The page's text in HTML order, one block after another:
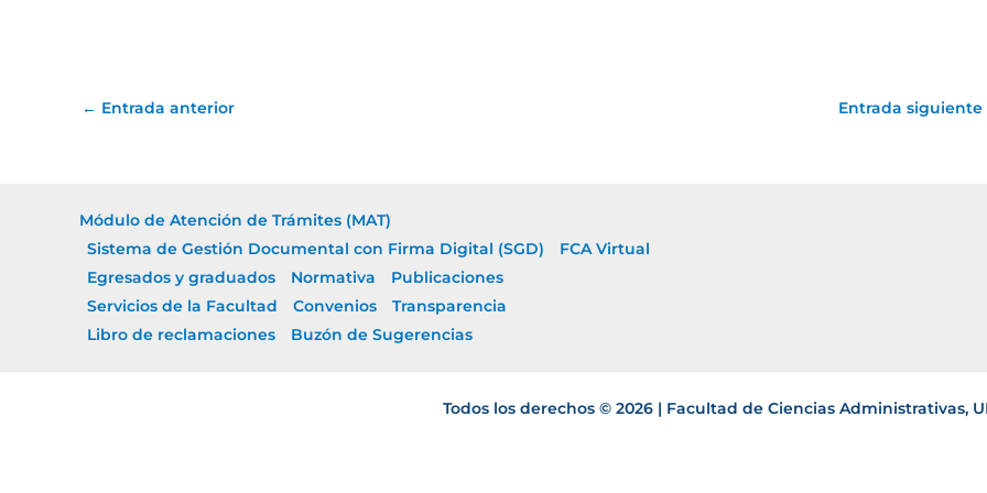
← Entrada anterior Entrada siguiente
Módulo de Atención de Trámites (MAT)
Sistema de Gestión Documental con Firma Digital (SGD)
FCA Virtual
Egresados y graduados
Normativa
Publicaciones
Servicios de la Facultad
Convenios
Transparencia
Libro de reclamaciones
Buzón de Sugerencias
Todos los derechos © 2026 | Facultad de Ciencias Administrativas,